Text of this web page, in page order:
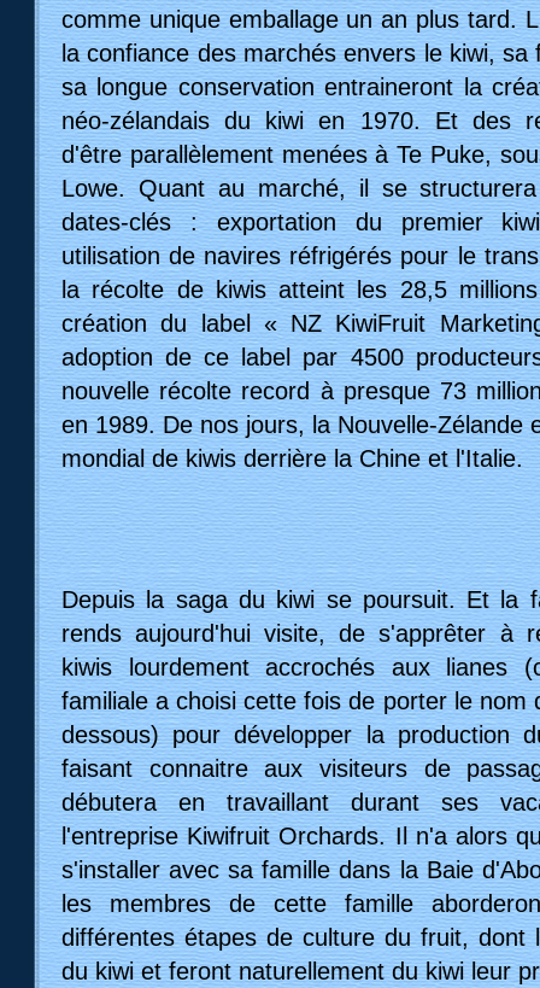
comme unique emballage un an plus tard.
la confiance des marchés envers le kiwi, sa
sa longue conservation entraineront la
néo-zélandais du kiwi en 1970. Et des
d'être parallèlement menées à Te Puke,
Lowe. Quant au marché, il se
dates-clés : exportation du premier
utilisation de navires réfrigérés pour le
la récolte de kiwis atteint les 28,5
création du label « NZ KiwiFruit
adoption de ce label par 4500
nouvelle récolte record à presque 73
en 1989. De nos jours, la Nouvelle-Zélande
mondial de kiwis derrière la Chine et l'Italie.